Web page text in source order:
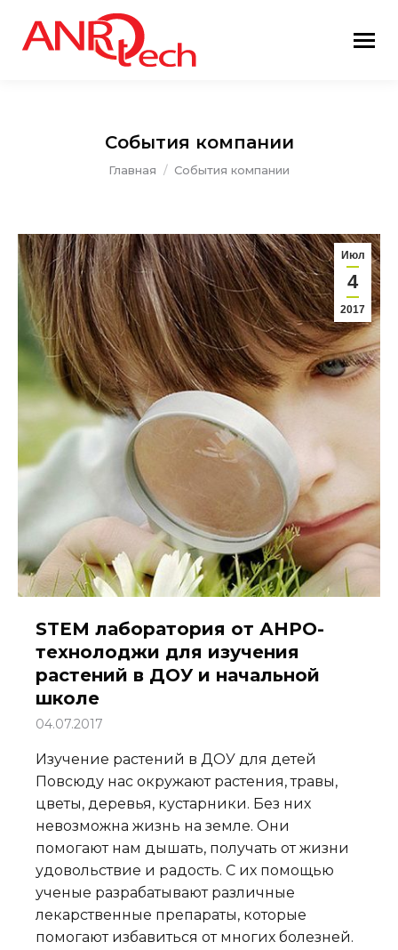
События компании
Вы здесь:
Главная События компании
Июл
4
2017
STEM лаборатория от АНРО-
технолоджи для изучения
растений в ДОУ и начальной
школе
04.07.2017
Изучение растений в ДОУ для детей
Повсюду нас окружают растения, травы,
цветы, деревья, кустарники. Без них
невозможна жизнь на земле. Они
помогают нам дышать, получать от жизни
удовольствие и радость. С их помощью
ученые разрабатывают различные
лекарственные препараты, которые
помогают избавиться от многих болезней.